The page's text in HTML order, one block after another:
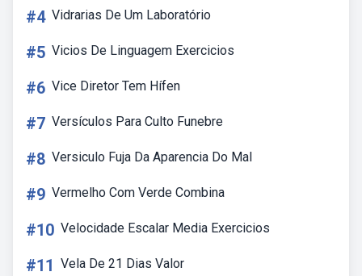
#4 Vidrarias De Um Laboratório
#5 Vicios De Linguagem Exercicios
#6 Vice Diretor Tem Hífen
#7 Versículos Para Culto Funebre
#8 Versiculo Fuja Da Aparencia Do Mal
#9 Vermelho Com Verde Combina
#10 Velocidade Escalar Media Exercicios
#11 Vela De 21 Dias Valor